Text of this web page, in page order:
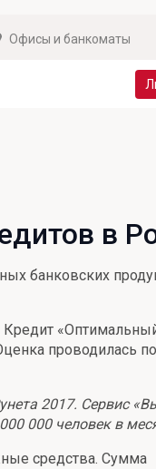
Офисы и банкоматы
в
банковских
проводилась
2017. Сервис
000 человек в
средства. Сумма